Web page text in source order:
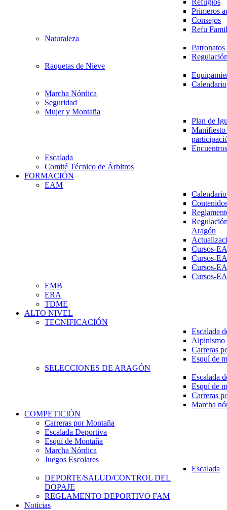
Refugios
Primeros
Consejos
Refu
Naturaleza
Raquetas de Nieve
Calendario
Marcha Nórdica
Seguridad
Mujer y Montaña
Plan de
Escalada
Comité Técnico de Árbitros
FORMACIÓN
EAM
Aragón
Cursos-
Cursos-
Cursos-
Cursos-
EMB
ERA
TDME
ALTO NIVEL
TECNIFICACIÓN
Escalada
Alpinismo
Carreras
Esquí de
SELECCIONES DE ARAGÓN
Escalada
Esquí de
Carreras
Marcha
COMPETICIÓN
Carreras por Montaña
Escalada Deportiva
Esquí de Montaña
Marcha Nórdica
Juegos Escolares
Escalada
DEPORTE/SALUD/CONTROL DEL
DOPAJE
REGLAMENTO DEPORTIVO FAM
Noticias